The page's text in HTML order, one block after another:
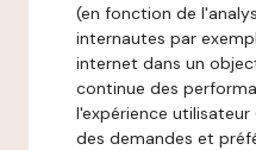
(en fonction de
internautes par
internet dans un
continue des
l'expérience
des demandes et